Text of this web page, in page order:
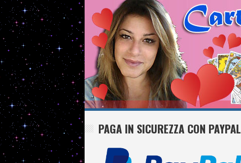
PAGA IN SICUREZZA CON PAYPAL